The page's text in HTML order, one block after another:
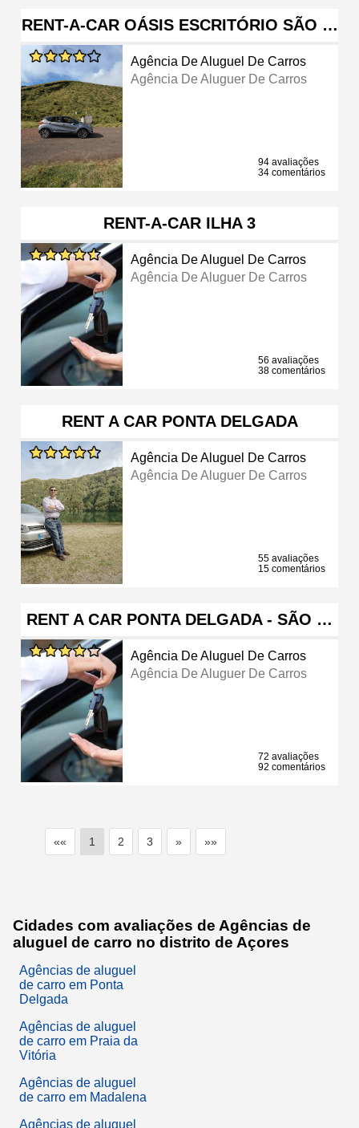
RENT-A-CAR OÁSIS ESCRITÓRIO SÃO …
Agência De Aluguel De Carros
Agência De Aluguer De Carros
94 avaliações
34 comentários
RENT-A-CAR ILHA 3
Agência De Aluguel De Carros
Agência De Aluguer De Carros
56 avaliações
38 comentários
RENT A CAR PONTA DELGADA
Agência De Aluguel De Carros
Agência De Aluguer De Carros
55 avaliações
15 comentários
RENT A CAR PONTA DELGADA - SÃO …
Agência De Aluguel De Carros
Agência De Aluguer De Carros
72 avaliações
92 comentários
«« 1 2 3 » »»
Cidades com avaliações de Agências de
aluguel de carro no distrito de Açores
Agências de aluguel
de carro em Ponta
Delgada
Agências de aluguel
de carro em Praia da
Vitória
Agências de aluguel
de carro em Madalena
Agências de aluguel